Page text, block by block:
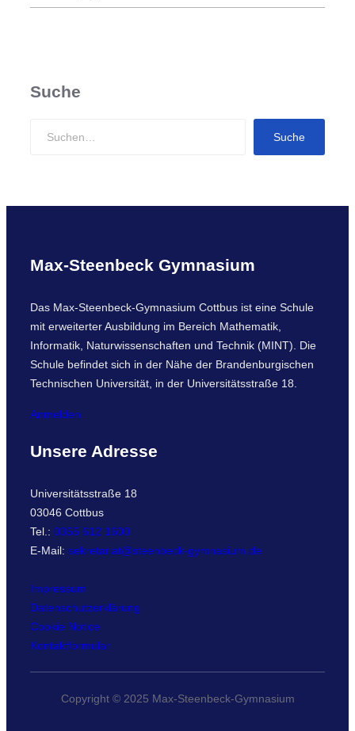
Suche
c
Suche
Max-Steenbeck Gymnasium
Das Max-Steenbeck-Gymnasium Cottbus ist eine Schule
mit erweiterter Ausbildung im Bereich Mathematik,
Informatik, Naturwissenschaften und Technik (MINT). Die
Schule befindet sich in der Nähe der Brandenburgischen
Technischen Universität, in der Universitätsstraße 18.
Anmelden
Unsere Adresse
Universitätsstraße 18
03046 Cottbus
Tel.: 0355 612 1600
E-Mail: sekretariat@steenbeck-gymnasium.de
Impressum
Datenschutzerklärung
Cookie Notice
Kontaktformular
Copyright © 2025 Max-Steenbeck-Gymnasium